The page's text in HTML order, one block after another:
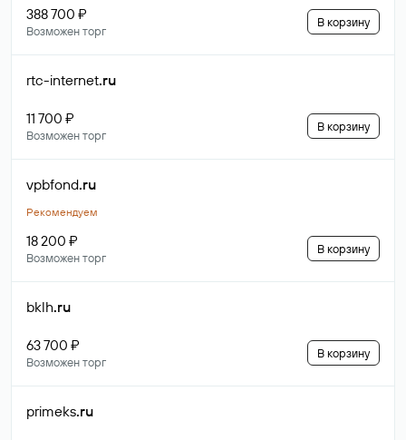
388 700 ₽
Возможен торг
В корзину
rtc-internet.ru
11 700 ₽
Возможен торг
В корзину
vpbfond.ru
Рекомендуем
18 200 ₽
Возможен торг
В корзину
bklh.ru
63 700 ₽
Возможен торг
В корзину
primeks.ru